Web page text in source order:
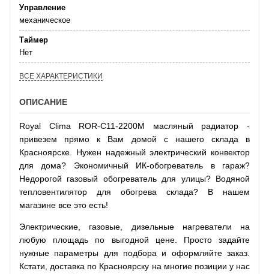
Управление
механическое
Таймер
Нет
ВСЕ ХАРАКТЕРИСТИКИ
ОПИСАНИЕ
Royal Clima ROR-C11-2200M масляный радиатор -
привезем прямо к Вам домой с нашего склада в
Красноярске. Нужен надежный электрический конвектор
для дома? Экономичный ИК-обогреватель в гараж?
Недорогой газовый обогреватель для улицы? Водяной
тепловентилятор для обогрева склада? В нашем
магазине все это есть!
Электрические, газовые, дизельные нагреватели на
любую площадь по выгодной цене. Просто задайте
нужные параметры для подбора и оформляйте заказ.
Кстати, доставка по Красноярску на многие позиции у нас